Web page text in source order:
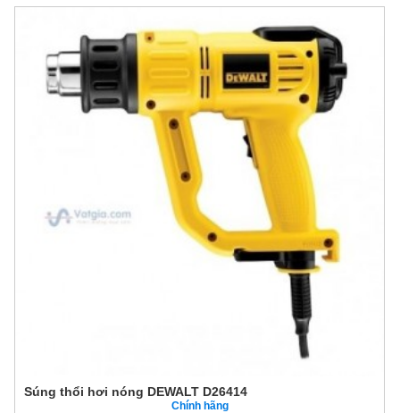
Súng thổi hơi nóng DEWALT D26414
Chính hãng